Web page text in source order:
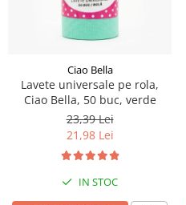
Ciao Bella
Lavete universale pe rola,
Ciao Bella, 50 buc, verde
23,39 Lei
21,98 Lei
IN STOC